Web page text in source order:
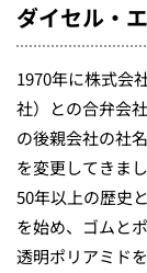
ダイセル・
1970年に株式会
社）との合弁会
の後親会社の社
を変更してきまし
50年以上の歴史
を始め、ゴムと
透明ポリアミド